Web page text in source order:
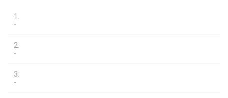
1.
-
2.
-
3.
-